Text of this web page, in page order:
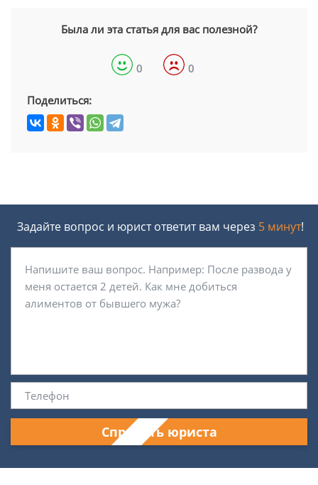
Была ли эта статья для вас полезной?
0 0
Поделиться:
Задайте вопрос и юрист ответит вам через 5 минут!
Спросить юриста